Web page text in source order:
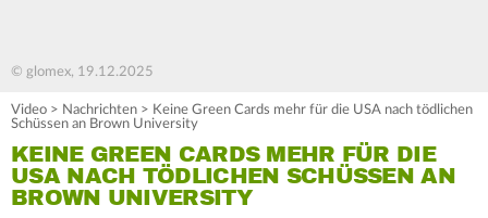
© glomex, 19.12.2025
Video > Nachrichten > Keine Green Cards mehr für die USA nach tödlichen
Schüssen an Brown University
KEINE GREEN CARDS MEHR FÜR DIE
USA NACH TÖDLICHEN SCHÜSSEN AN
BROWN UNIVERSITY